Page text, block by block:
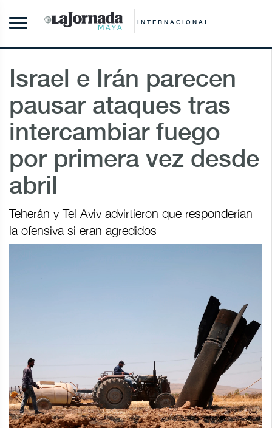
INTERNACIONAL
Israel e Irán parecen
pausar ataques tras
intercambiar fuego
por primera vez desde
abril
Teherán y Tel Aviv advirtieron que responderían
la ofensiva si eran agredidos